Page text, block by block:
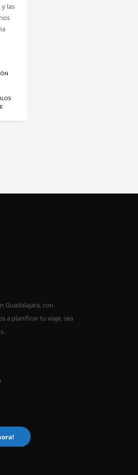
las
Guadalajara, con
a planificar tu viaje, sea